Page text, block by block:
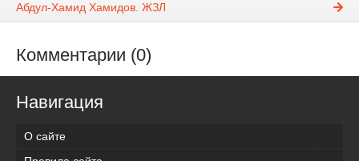
Абдул-Хамид Хамидов. ЖЗЛ
Комментарии (0)
Навигация
О сайте